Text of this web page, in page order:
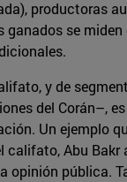
productoras
ganados se
y de
del Corán–,
Un ejemplo
califato, Abu Bakr
opinión pública.